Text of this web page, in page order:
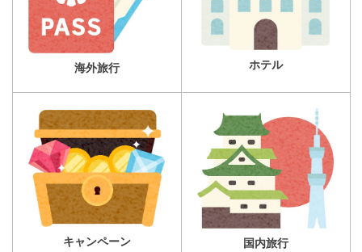
海外旅行 ホテル
キャンペーン 国内旅行